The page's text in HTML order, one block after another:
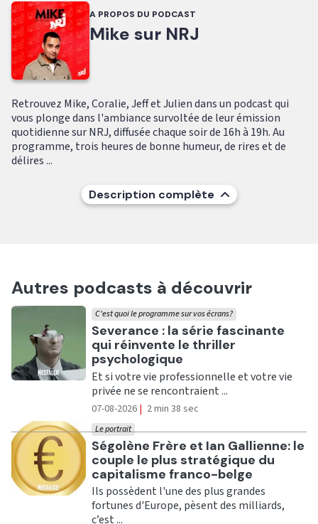
A PROPOS DU PODCAST
Mike sur NRJ
Retrouvez Mike, Coralie, Jeff et Julien dans un podcast qui
vous plonge dans l'ambiance survoltée de leur émission
quotidienne sur NRJ, diffusée chaque soir de 16h à 19h. Au
programme, trois heures de bonne humeur, de rires et de
délires ...
Description complète
Autres podcasts à découvrir
Ecouter
Severance : la série fascinante
qui réinvente le thriller
psychologique
C'est quoi le programme sur vos écrans?
Et si votre vie professionnelle et votre vie
privée ne se rencontraient ...
07-08-2026 | 2 min 38 sec
Ecouter
Ségolène Frère et Ian Gallienne: le
couple le plus stratégique du
capitalisme franco-belge
Le portrait
Ils possèdent l'une des plus grandes
fortunes d'Europe, pèsent des milliards,
c’est ...